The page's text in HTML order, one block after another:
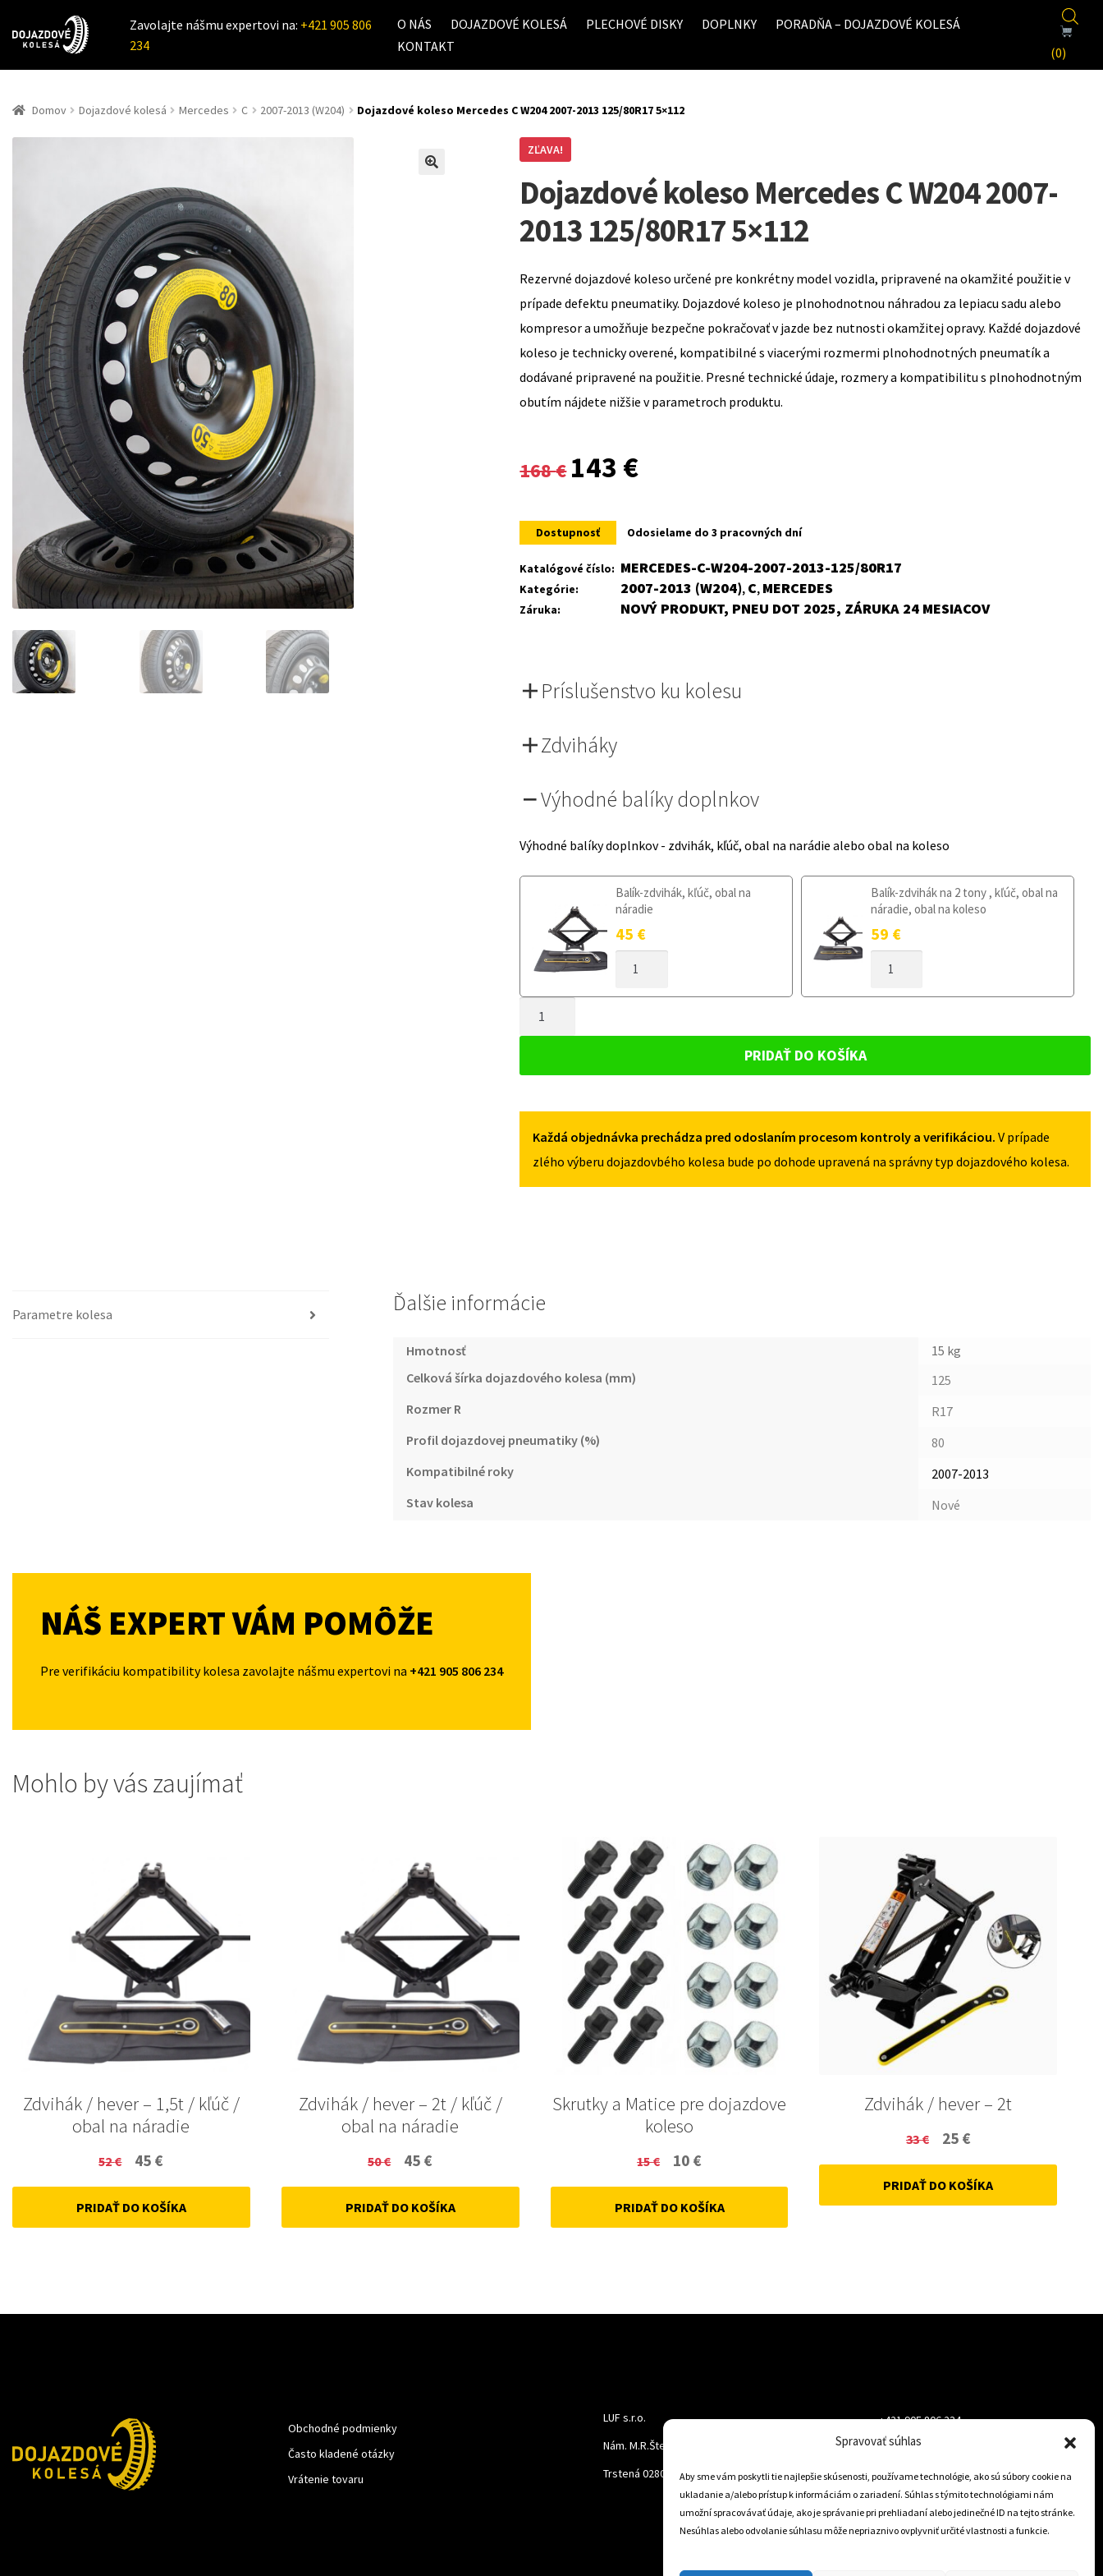
Spravovať súhlas
Aby sme vám poskytli tie najlepšie skúsenosti, používame technológie, ako sú súbory cookie na
ukladanie a/alebo prístup k informáciám o zariadení. Súhlas s týmito technológiami nám
umožní spracovávať údaje, ako je správanie pri prehliadaní alebo jedinečné ID na tejto stránke.
Nesúhlas alebo odvolanie súhlasu môže nepriaznivo ovplyvniť určité vlastnosti a funkcie.
Zavolajte nášmu expertovi na: +421 905 806
234
O NÁS DOJAZDOVÉ KOLESÁ PLECHOVÉ DISKY DOPLNKY
PORADŇA – DOJAZDOVÉ KOLESÁ
KONTAKT
(0)
Domov Dojazdové kolesá Mercedes C 2007-2013 (W204) Dojazdové koleso Mercedes C W204 2007-2013 125/80R17 5×112
ZĽAVA!
Dojazdové koleso Mercedes C W204 2007-
2013 125/80R17 5×112
Rezervné dojazdové koleso určené pre konkrétny model vozidla, pripravené na okamžité použitie v
prípade defektu pneumatiky. Dojazdové koleso je plnohodnotnou náhradou za lepiacu sadu alebo
kompresor a umožňuje bezpečne pokračovať v jazde bez nutnosti okamžitej opravy. Každé dojazdové
koleso je technicky overené, kompatibilné s viacerými rozmermi plnohodnotných pneumatík a
dodávané pripravené na použitie. Presné technické údaje, rozmery a kompatibilitu s plnohodnotným
obutím nájdete nižšie v parametroch produktu.
168€
Original
was:
168 €.
143 €
is:
143 €.
Dostupnosť Odosielame do 3 pracovných dní
Katalógové číslo: MERCEDES-C-W204-2007-2013-125/80R17
Kategórie: 2007-2013 (W204), C, MERCEDES
Záruka: NOVÝ PRODUKT, PNEU DOT 2025, ZÁRUKA 24 MESIACOV
Príslušenstvo ku kolesu
Zdviháky
Výhodné balíky doplnkov
Výhodné balíky doplnkov - zdvihák, kľúč, obal na narádie alebo obal na koleso
Balík-zdvihák, kľúč, obal na
náradie
45 €
DOJAZDOVÉ
W204
2013
Balík-zdvihák na 2 tony , kľúč, obal na
náradie, obal na koleso
59 €
DOJAZDOVÉ
W204
2013
W204
2007-
125/80R17
5X112
PRIDAŤ DO KOŠÍKA
Každá objednávka prechádza pred odoslaním procesom kontroly a verifikáciou. V prípade
zlého výberu dojazdovbého kolesa bude po dohode upravená na správny typ dojazdového kolesa.
Parametre kolesa Ďalšie informácie
Hmotnosť
15 kg
Celková šírka dojazdového kolesa (mm)
125
Rozmer R
R17
Profil dojazdovej pneumatiky (%)
80
Kompatibilné roky
2007-2013
Stav kolesa
Nové
NÁŠ EXPERT VÁM POMÔŽE
Pre verifikáciu kompatibility kolesa zavolajte nášmu expertovi na +421 905 806 234
Mohlo by vás zaujímať
Zdvihák / hever – 1,5t / kľúč /
obal na náradie
52€
Original
price
was:
45 €
price
is:
PRIDAŤ DO KOŠÍKA
Zdvihák / hever – 2t / kľúč /
obal na náradie
50€
Original
price
was:
45 €
price
is:
PRIDAŤ DO KOŠÍKA
Skrutky a Matice pre dojazdove
koleso
15€
Original
price
was:
10 €Current
price
is:
PRIDAŤ DO KOŠÍKA
Zdvihák / hever – 2t
33€
Original
price
was:
25 €Current
price
is:
PRIDAŤ DO KOŠÍKA
Obchodné podmienky
Často kladené otázky
Vrátenie tovaru
LUF s.r.o.
Nám. M.R.Štefanika 518,
Trstená 02801
+421 905 806 234
info@dojazdovekolesa.com
Český Eshop